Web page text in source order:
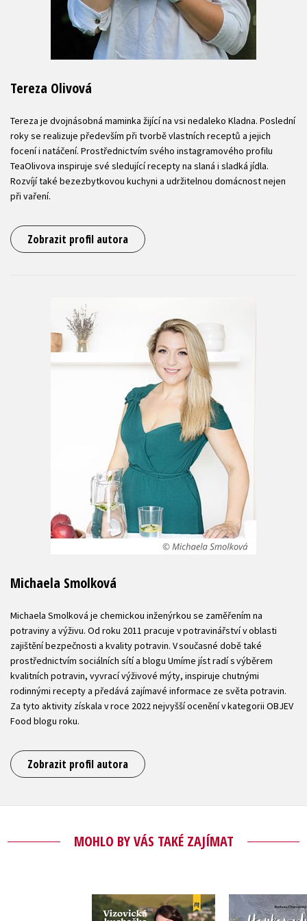
Tereza Olivová
Tereza je dvojnásobná maminka žijící na vsi nedaleko Kladna. Poslední
roky se realizuje především při tvorbě vlastních receptů a jejich
focení i natáčení. Prostřednictvím svého instagramového profilu
TeaOlivova inspiruje své sledující recepty na slaná i sladká jídla.
Rozvíjí také bezezbytkovou kuchyni a udržitelnou domácnost nejen
při vaření.
Zobrazit profil autora
Michaela Smolková
Michaela Smolková je chemickou inženýrkou se zaměřením na
potraviny a výživu. Od roku 2011 pracuje v potravinářství v oblasti
zajištění bezpečnosti a kvality potravin. V současné době také
prostřednictvím sociálních sítí a blogu Umíme jíst radí s výběrem
kvalitních potravin, vyvrací výživové mýty, inspiruje chutnými
rodinnými recepty a předává zajímavé informace ze světa potravin.
Za tyto aktivity získala v roce 2022 nejvyšší ocenění v kategorii OBJEV
Food blogu roku.
Zobrazit profil autora
MOHLO BY VÁS TAKÉ ZAJÍMAT